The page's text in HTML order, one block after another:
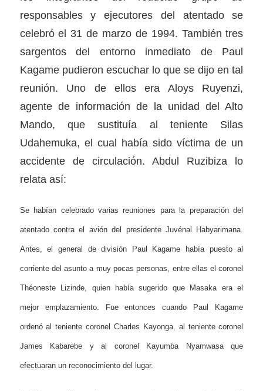
responsables y ejecutores del atentado se
celebró el 31 de marzo de 1994. También tres
sargentos del entorno inmediato de Paul
Kagame pudieron escuchar lo que se dijo en tal
reunión. Uno de ellos era Aloys Ruyenzi,
agente de información de la unidad del Alto
Mando, que sustituía al teniente Silas
Udahemuka, el cual había sido víctima de un
accidente de circulación. Abdul Ruzibiza lo
relata así:
Se habían celebrado varias reuniones para la preparación del
atentado contra el avión del presidente Juvénal Habyarimana.
Antes, el general de división Paul Kagame había puesto al
corriente del asunto a muy pocas personas, entre ellas el coronel
Théoneste Lizinde, quien había sugerido que Masaka era el
mejor emplazamiento. Fue entonces cuando Paul Kagame
ordenó al teniente coronel Charles Kayonga, al teniente coronel
James Kabarebe y al coronel Kayumba Nyamwasa que
efectuaran un reconocimiento del lugar.